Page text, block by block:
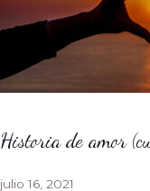
Historia de amor
julio 16, 2021